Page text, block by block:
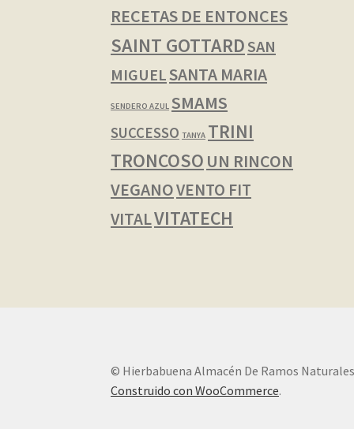
RECETAS DE ENTONCES
SAINT GOTTARDSAN
MIGUELSANTA MARIA
SENDERO AZUL SMAMS
SUCCESSO TANYA TRINI
TRONCOSO UN RINCON
VEGANOVENTO FIT
VITALVITATECH
© Hierbabuena Almacén De Ramos
Construido con WooCommerce.